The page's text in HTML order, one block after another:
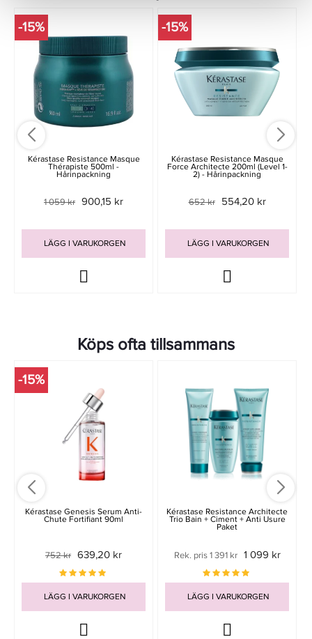
-15%
Kérastase Resistance Masque
Thérapiste 500ml -
Hårinpackning
1 059 kr 900,15 kr
LÄGG I VARUKORGEN
-15%
Kérastase Resistance Masque
Force Architecte 200ml (Level 1-
2) - Hårinpackning
652 kr 554,20 kr
LÄGG I VARUKORGEN
Köps ofta tillsammans
-15%
Kérastase Genesis Serum Anti-
Chute Fortifiant 90ml
752 kr 639,20 kr
LÄGG I VARUKORGEN
Kérastase Resistance Architecte
Trio Bain + Ciment + Anti Usure
Paket
Rek. pris 1 391 kr 1 099 kr
LÄGG I VARUKORGEN